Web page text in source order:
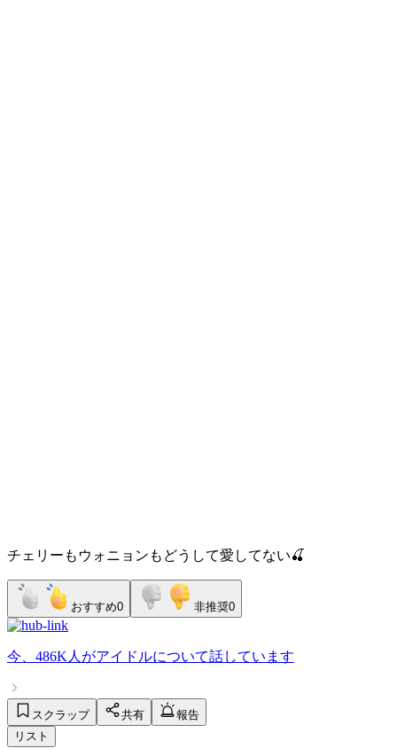
チェリーもウォニョンもどうして愛してない🍒
おすすめ0 非推奨0
今、 486K人 がアイドルについて話しています
スクラップ 共有
報告
リスト